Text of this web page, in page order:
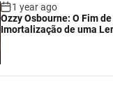
1 year ago
Ozzy Osbourne: O Fim
Imortalização de uma